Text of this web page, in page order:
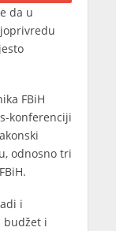
da u
FBiH
konferenciji
odnosno tri
i
budžet i